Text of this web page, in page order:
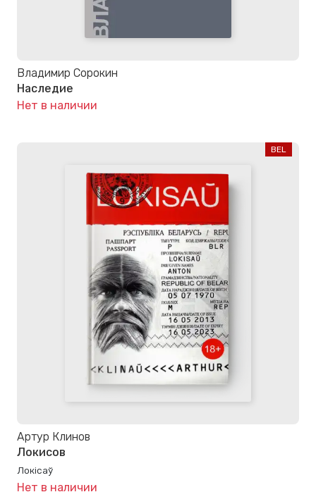
Владимир Сорокин
Наследие
Нет в наличии
BEL
Артур Клинов
Локисов
Локісаў
Нет в наличии